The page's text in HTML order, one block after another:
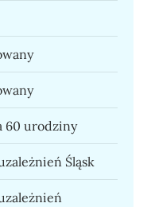
60 urodziny
Śląsk